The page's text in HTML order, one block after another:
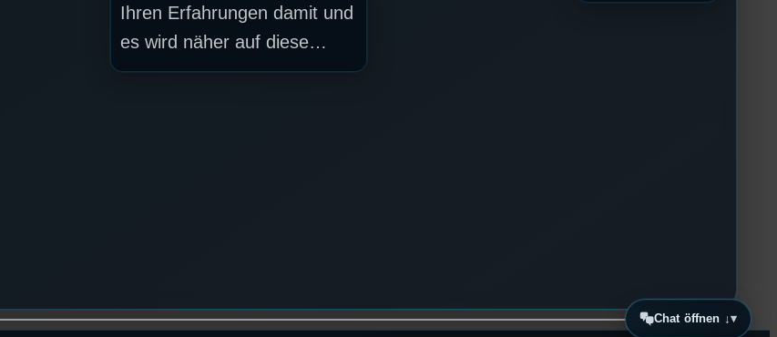
Ihren Erfahrungen damit und
es wird näher auf diese…
Chat öffnen ↓